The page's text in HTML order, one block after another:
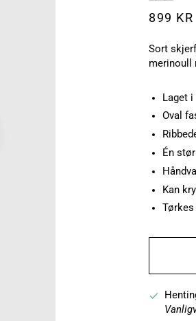
899 KR
Sort
merinoull
Laget i
Oval
Én
Kan